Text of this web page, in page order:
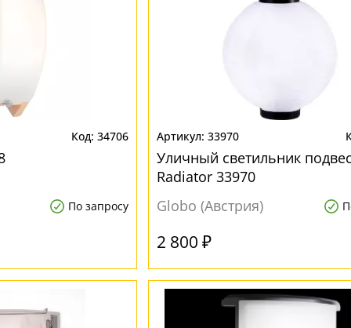
34706
По запросу
33970
Уличный светильник
Radiator 33970
Globo (Австрия)
2 800 ₽